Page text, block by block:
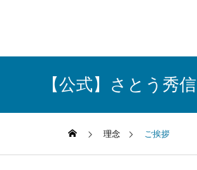
【公式】さとう秀信
理念 ご挨拶